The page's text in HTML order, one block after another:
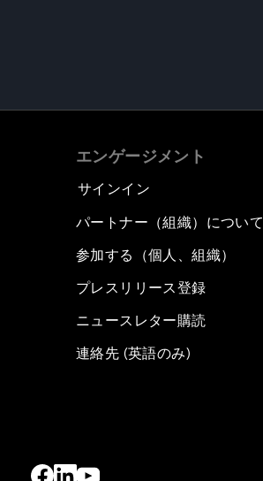
エンゲージメント
サインイン
パートナー（組織）について
参加する（個人、組織）
プレスリリース登録
ニュースレター購読
連絡先 (英語のみ)